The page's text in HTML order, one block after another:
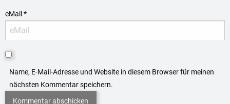
eMail *
Name, E-Mail-Adresse und Website in diesem Browser für meinen
nächsten Kommentar speichern.